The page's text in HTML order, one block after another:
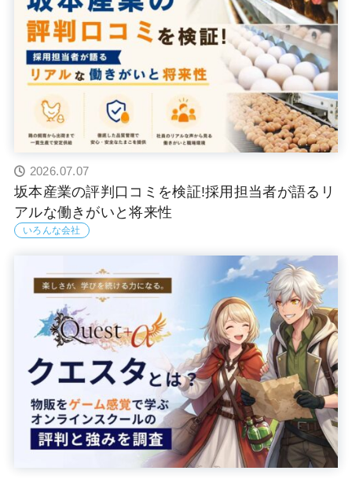
2026.07.07
坂本産業の評判口コミを検証!採用担当者が語るリ
アルな働きがいと将来性
いろんな会社